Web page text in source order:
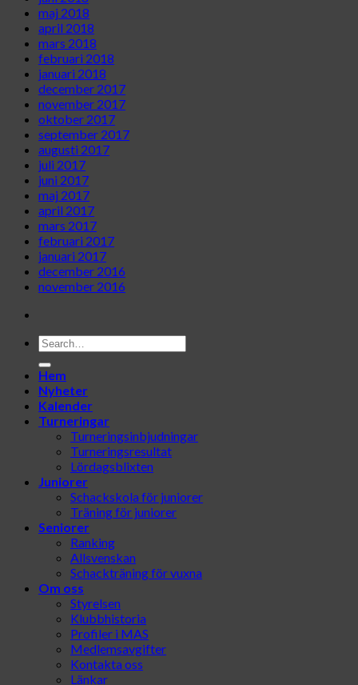
maj 2018
april 2018
mars 2018
februari 2018
januari 2018
december 2017
november 2017
oktober 2017
september 2017
augusti 2017
juli 2017
juni 2017
maj 2017
april 2017
mars 2017
februari 2017
januari 2017
december 2016
november 2016
Hem
Nyheter
Kalender
Turneringar
Turneringsinbjudningar
Turneringsresultat
Lördagsblixten
Juniorer
Schackskola för juniorer
Träning för juniorer
Seniorer
Ranking
Allsvenskan
Schackträning för vuxna
Om oss
Styrelsen
Klubbhistoria
Profiler i MAS
Medlemsavgifter
Kontakta oss
Länkar